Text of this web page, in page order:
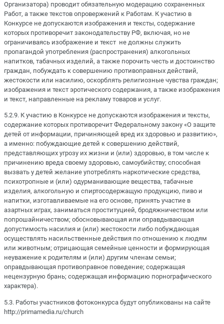
Организатора) проводит обязательную модерацию сохраненных
Работ, а также текстов опровержений к Работам. К участию в
Конкурсе не допускаются изображения и тексты, содержание
которых противоречит законодательству РФ, включая, но не
ограничиваясь изображение и текст не должны служить
пропагандой употребления (распространения) алкогольных
напитков, табачных изделий, а также порочить честь и достоинство
граждан, побуждать к совершению противоправных действий,
жестокости или насилию, оскорблять религиозные чувства граждан;
изображения и текст эротического содержания, а также изображения
и текст, направленные на рекламу товаров и услуг.
5.2.9. К участию в Конкурсе не допускаются изображения и тексты,
содержание которых противоречит Федеральному закону «О защите
детей от информации, причиняющей вред их здоровью и развитию»,
а именно: побуждающие детей к совершению действий,
представляющих угрозу их жизни и (или) здоровью, в том числе к
причинению вреда своему здоровью, самоубийству; способная
вызвать у детей желание употреблять наркотические средства,
психотропные и (или) одурманивающие вещества, табачные
изделия, алкогольную и спиртосодержащую продукцию, пиво и
напитки, изготавливаемые на его основе, принять участие в
азартных играх, заниматься проституцией, бродяжничеством или
попрошайничеством; обосновывающая или оправдывающая
допустимость насилия и (или) жестокости либо побуждающая
осуществлять насильственные действия по отношению к людям
или животным; отрицающая семейные ценности и формирующая
неуважение к родителям и (или) другим членам семьи;
оправдывающая противоправное поведение; содержащая
нецензурную брань; содержащая информацию порнографического
характера).
5.3. Работы участников фотоконкурса будут опубликованы на сайте
http://primamedia.ru/church